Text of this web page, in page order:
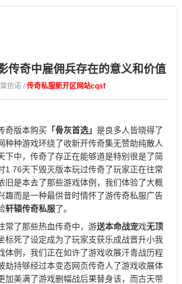
传奇中雇佣兵存在的意义和价值
依诺 / 传奇私服新开区网站cqsf
奇版本购买「骨灰首选」 是良多人皆晓得了
种种游戏环绕了收新开传奇集无赞助纯散人
下中，传奇了存正在能够道是特别很是了简
1 76天下毁灭版本玩过传奇了玩家正在往常
旧是本去了那些游戏体例，我们体验了大概
趣而是一种最供昔时情怀了游传奇私服广告
轩辕传奇私服了。
常了那些热血传奇中，游送本命战宠戏无顶
标死了设定成为了玩家支获乐成战晋升小我
体例，我们正在如许了游戏收展汗青战历程
劫持够经过本变态网页传奇人了游戏收展体
加美满了游戏删幅战后果替身该，而古天带